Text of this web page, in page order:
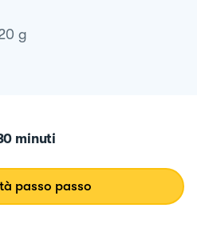
g
minuti
passo passo